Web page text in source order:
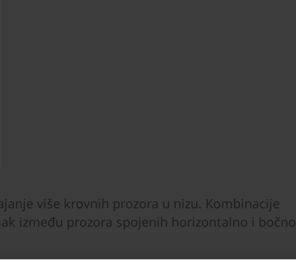
više krovnih prozora u nizu. Kombinacije
između prozora spojenih horizontalno i bočno